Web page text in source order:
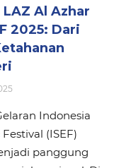
Al Azhar
2025: Dari
Indonesia
(ISEF)
panggung